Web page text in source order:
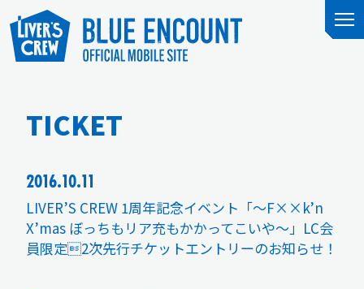
TICKET
2016.10.11
LIVER’S CREW 1周年記念イベント「～F××k’n
X’mas ぼっちもリア充もかかってこいや～」LC会
員限定2次先行チケットエントリーのお知らせ！